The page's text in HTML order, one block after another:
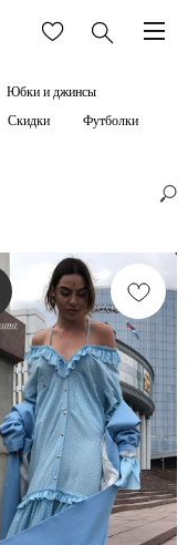
Юбки и джинсы
Скидки Футболки